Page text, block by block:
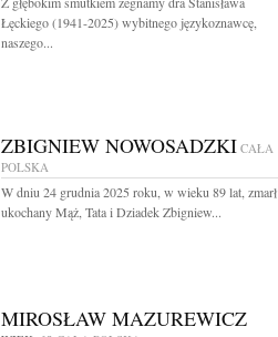
Łęckiego (1941-2025) wybitnego językoznawcę,
naszego...
ZBIGNIEW NOWOSADZKI CAŁA
POLSKA
W dniu 24 grudnia 2025 roku, w wieku 89 lat, zmarł
ukochany Mąż, Tata i Dziadek Zbigniew...
MIROSŁAW MAZUREWICZ